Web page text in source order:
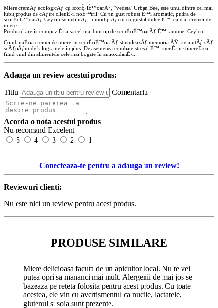
Miere cremÄƒ ecologicÄƒ cu scorÈ›iÈ™oarÄƒ, “vedeta’ Urban Bee, este unul dintre cel mai
iubit produs de cÄƒtre clienÈ›ii noÈ™trii. Cu un gust robust È™i aromatic, pudra de
scorÈ›iÈ™oarÄƒ Ceylon se îmbinÄƒ în mod plÄƒcut cu gustul dulce È™i cald al cremei de
miere.
Produsul are în compoziÈ›ia sa cel mai bun tip de scorÈ›iÈ™oarÄƒ È™i anume: Ceylon.
CombinaÈ›ia cremei de miere cu scorÈ›iÈ™oarÄƒ stimuleazÄƒ memoria ÅŸi ne ajutÄƒ sÄƒ
scÄƒpÄƒm de kilogramele în plus. De asemenea combate stresul È™i menÈ›ine tinereÈ›ea,
fiind unul din alimentele cele mai bogate în antioxidanÈ›i.
Adauga un review acestui produs:
Titlu Comentariu
Acorda o nota acestui produs
Nu recomand Excelent
5
4 3 2 1
Conecteaza-te pentru a adauga un review!
Reviewuri clienti:
Nu este nici un review pentru acest produs.
PRODUSE SIMILARE
Miere delicioasa facuta de un apicultor local. Nu te vei
putea opri sa mananci mai mult. Alergenii de mai jos se
bazeaza pe reteta folosita pentru acest produs. Cu toate
acestea, ele vin cu avertismentul ca nucile, lactatele,
glutenul si soia sunt prezente.